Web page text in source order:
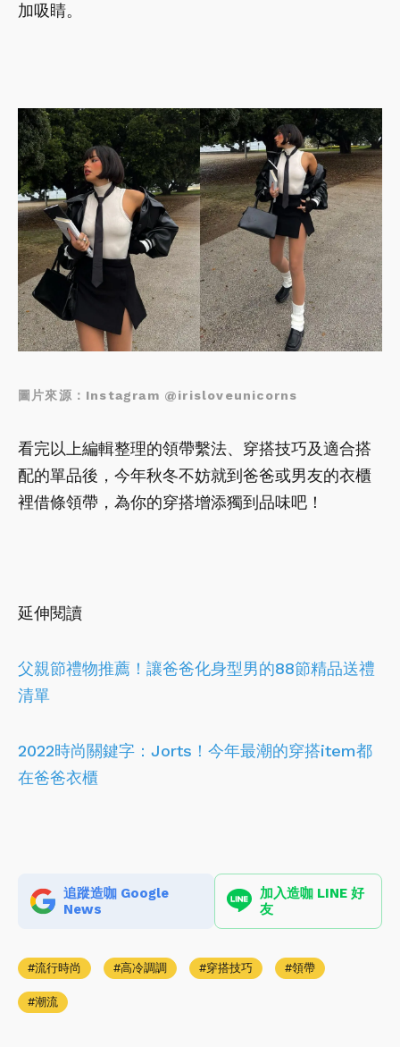
加吸睛。
圖片來源：Instagram @irisloveunicorns
看完以上編輯整理的領帶繫法、穿搭技巧及適合搭
配的單品後，今年秋冬不妨就到爸爸或男友的衣櫃
裡借條領帶，為你的穿搭增添獨到品味吧！
延伸閱讀
父親節禮物推薦！讓爸爸化身型男的88節精品送禮
清單
2022時尚關鍵字：Jorts！今年最潮的穿搭item都
在爸爸衣櫃
追蹤造咖 Google
News
加入造咖 LINE 好
友
流行時尚 高冷調調 穿搭技巧 領帶
潮流